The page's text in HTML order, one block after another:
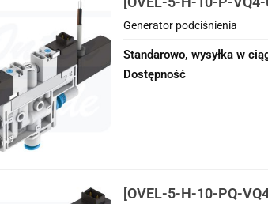
Generator podciśnienia
Generator podciśnienia
Standarowo, wysyłka w
Dostępność
[OVEL-5-H-10-PQ-